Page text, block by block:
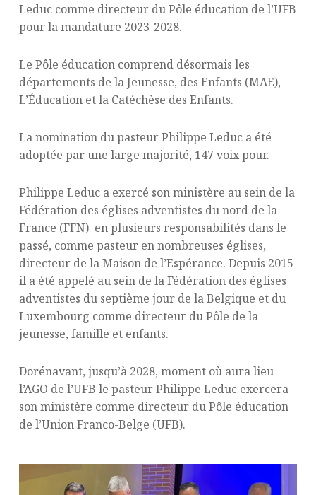
Leduc comme directeur du Pôle éducation de l’UFB
pour la mandature 2023-2028.
Le Pôle éducation comprend désormais les
départements de la Jeunesse, des Enfants (MAE),
L’Éducation et la Catéchèse des Enfants.
La nomination du pasteur Philippe Leduc a été
adoptée par une large majorité, 147 voix pour.
Philippe Leduc a exercé son ministère au sein de la
Fédération des églises adventistes du nord de la
France (FFN) en plusieurs responsabilités dans le
passé, comme pasteur en nombreuses églises,
directeur de la Maison de l’Espérance. Depuis 2015
il a été appelé au sein de la Fédération des églises
adventistes du septième jour de la Belgique et du
Luxembourg comme directeur du Pôle de la
jeunesse, famille et enfants.
Dorénavant, jusqu’à 2028, moment où aura lieu
l’AGO de l’UFB le pasteur Philippe Leduc exercera
son ministère comme directeur du Pôle éducation
de l’Union Franco-Belge (UFB).